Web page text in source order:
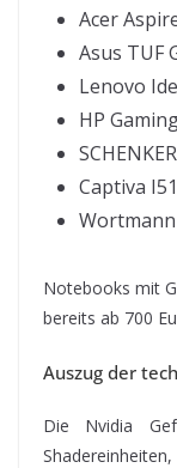
Acer
Asus TUF
Lenovo
HP
Captiva I51
Notebooks mit
bereits ab 700
Auszug der
Die Nvidia